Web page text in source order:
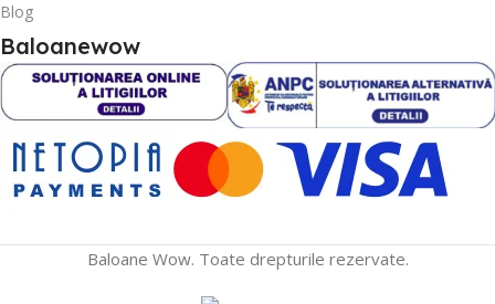
Blog
Baloanewow
Baloane Wow. Toate drepturile rezervate.